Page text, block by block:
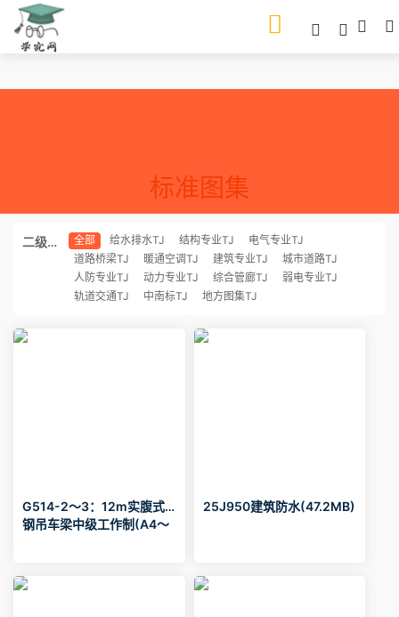
标准图集
二级分
全部 给水排水TJ 结构专业TJ
电气专业TJ
道路桥梁TJ
暖通空调TJ 建筑专业TJ
城市道路TJ
人防专业TJ
动力专业TJ 综合管廊TJ
弱电专业TJ
轨道交通TJ
中南标TJ 地方图集TJ
G514-2～3：12m实腹式
钢吊车梁中级工作制(A4～
25J950建筑防水(47.2MB)